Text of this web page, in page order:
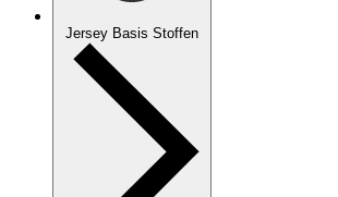
Jersey Basis Stoffen